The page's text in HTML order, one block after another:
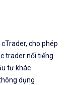
cho phép
trader nổi tiếng
tư khác
dụng